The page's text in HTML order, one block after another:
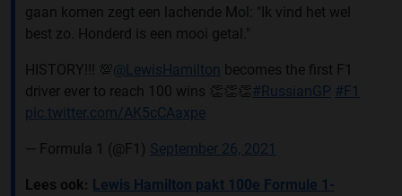
gaan komen zegt een lachende Mol: "Ik vind het wel
best zo. Honderd is een mooi getal."
HISTORY!!! 💯@LewisHamilton becomes the first F1
driver ever to reach 100 wins 👏👏👏#RussianGP #F1
pic.twitter.com/AK5cCAaxpe
— Formula 1 (@F1) September 26, 2021
Lees ook: Lewis Hamilton pakt 100e Formule 1-